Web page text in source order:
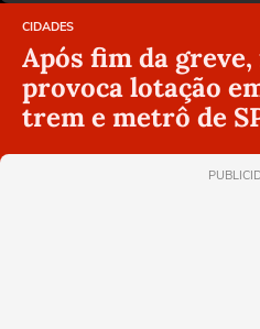
CIDADES
Após fim da
provoca lotação
trem e metrô de